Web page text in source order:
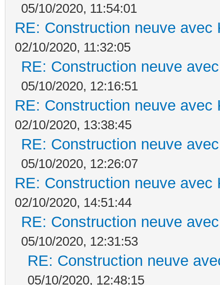
05/10/2020, 11:54:01
RE: Construction neuve avec
02/10/2020, 11:32:05
RE: Construction neuve
05/10/2020, 12:16:51
RE: Construction neuve avec
02/10/2020, 13:38:45
RE: Construction neuve
05/10/2020, 12:26:07
RE: Construction neuve avec
02/10/2020, 14:51:44
RE: Construction neuve
05/10/2020, 12:31:53
RE: Construction neuve
05/10/2020, 12:48:15